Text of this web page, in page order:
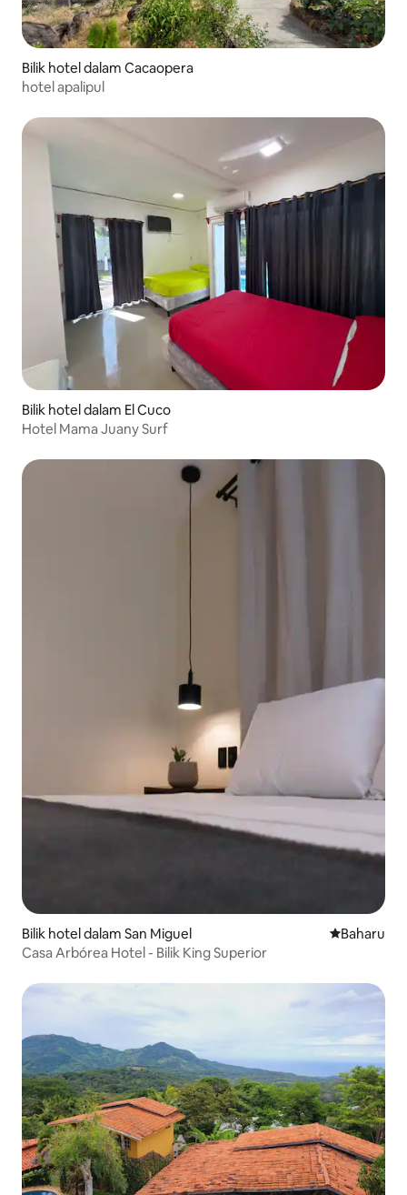
Bilik hotel dalam Cacaopera
hotel apalipul
Bilik hotel dalam El Cuco
Hotel Mama Juany Surf
Bilik hotel dalam San Miguel Tempat
Baharu
Casa Arbórea Hotel - Bilik King Superior